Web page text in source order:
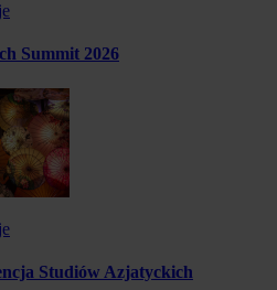
Summit 2026
Studiów Azjatyckich